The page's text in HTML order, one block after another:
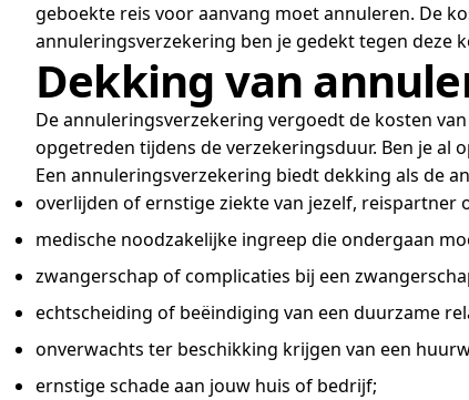
geboekte reis voor aanvang moet annuleren. De
annuleringsverzekering ben je gedekt tegen deze
Dekking van
De annuleringsverzekering vergoedt de kosten
opgetreden tijdens de verzekeringsduur. Ben je al
Een annuleringsverzekering biedt dekking als de
overlijden of ernstige ziekte van jezelf, reispartner
medische noodzakelijke ingreep die ondergaan
zwangerschap of complicaties bij een
echtscheiding of beëindiging van een duurzame
onverwachts ter beschikking krijgen van een
ernstige schade aan jouw huis of bedrijf;